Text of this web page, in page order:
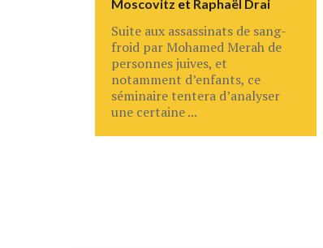
Moscovitz et Raphaël Drai
Suite aux assassinats de sang-
froid par Mohamed Merah de
personnes juives, et
notamment d’enfants, ce
séminaire tentera d’analyser
une certaine ...